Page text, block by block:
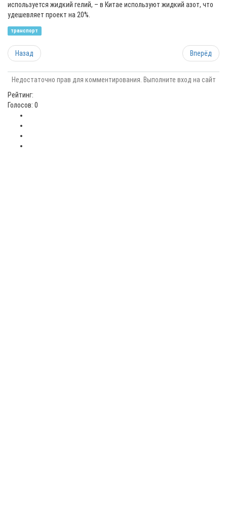
используется жидкий гелий, – в Китае используют жидкий азот, что
удешевляет проект на 20%.
транспорт
Назад Вперёд
Недостаточно прав для комментирования. Выполните вход на сайт
Рейтинг:
Голосов: 0